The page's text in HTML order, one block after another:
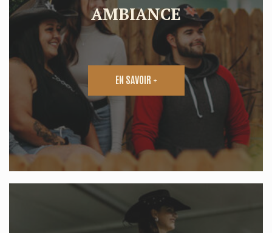
AMBIANCE
EN SAVOIR +